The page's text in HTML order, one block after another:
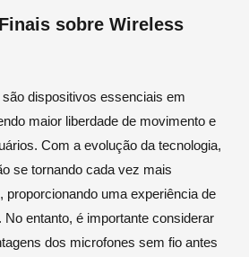
sobre Wireless
dispositivos essenciais em
maior liberdade de movimento e
Com a evolução da tecnologia,
se tornando cada vez mais
proporcionando uma experiência de
No entanto, é importante considerar
dos microfones sem fio antes